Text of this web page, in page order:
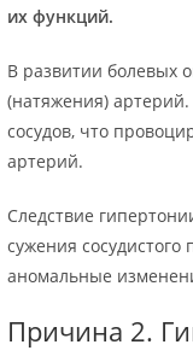
их функций.
В развитии болевых
(натяжения)
сосудов, что
артерий.
Следствие
сужения сосудистого
аномальные
Причина 2.